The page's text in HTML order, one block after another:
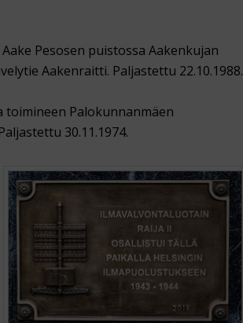
Pesosen puistossa Aakenkujan
Aakenraitti. Paljastettu 22.10.1988.
Palokunnanmäen
30.11.1974.